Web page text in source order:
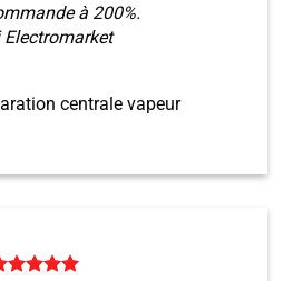
à 200%.
Electromarket
centrale vapeur